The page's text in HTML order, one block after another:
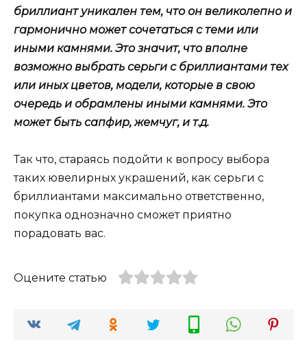
бриллиант уникален тем, что он великолепно и
гармонично может сочетаться с теми или
иными камнями. Это значит, что вполне
возможно выбрать серьги с бриллиантами тех
или иных цветов, модели, которые в свою
очередь и обрамлены иными камнями. Это
может быть сапфир, жемчуг, и т.д.
Так что, стараясь подойти к вопросу выбора
таких ювелирных украшений, как серьги с
бриллиантами максимально ответственно,
покупка однозначно сможет приятно
порадовать вас.
Оцените статью